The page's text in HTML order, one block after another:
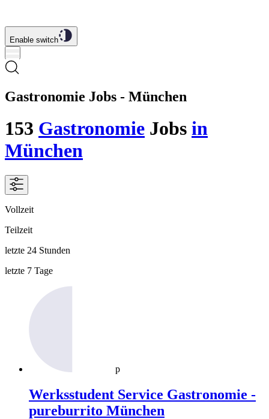
Enable switch
Gastronomie Jobs - München
153 Gastronomie Jobs in
München
Vollzeit
Teilzeit
letzte 24 Stunden
letzte 7 Tage
p
Werksstudent Service Gastronomie -
pureburrito München